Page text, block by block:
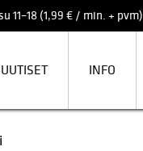
11–18 (1,99 € / min. + pvm)
UUTISET INFO